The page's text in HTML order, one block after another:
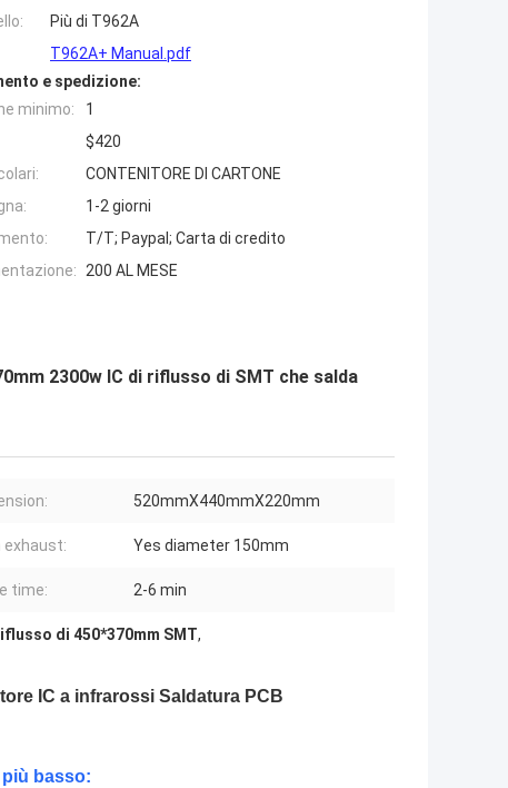
Più di T962A
T962A+ Manual.pdf
e spedizione:
minimo:
1
$420
CONTENITORE DI CARTONE
1-2 giorni
T/T; Paypal; Carta di credito
200 AL MESE
2300w IC di riflusso di SMT che salda
520mmX440mmX220mm
exhaust: Yes diameter 150mm
time: 2-6 min
di 450*370mm SMT,
IC a infrarossi Saldatura PCB
basso: